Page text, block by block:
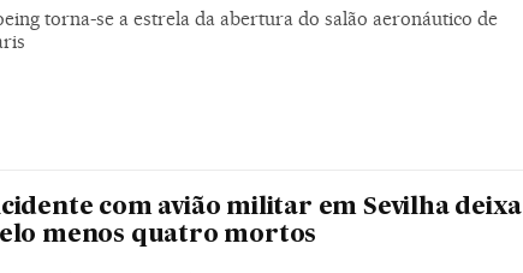
torna-se a estrela da abertura do salão aeronáutico de
com avião militar em Sevilha deixa
menos quatro mortos